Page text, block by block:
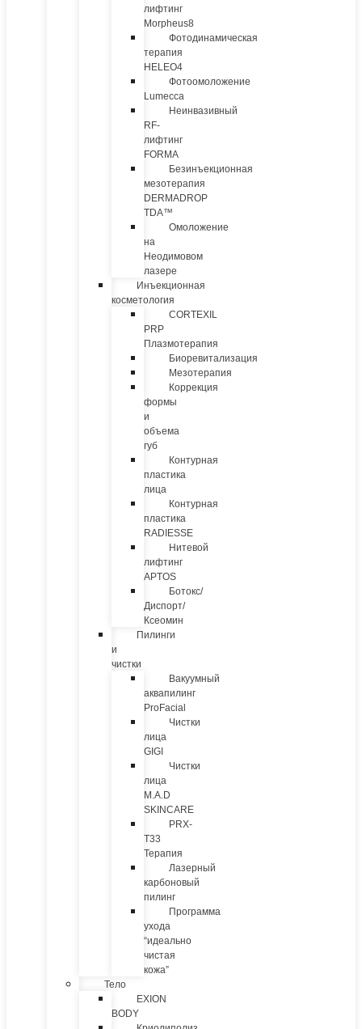
лифтинг
Morpheus8
Фотодинамическая
терапия
HELEO4
Фотоомоложение
Lumecca
Неинвазивный
RF-
лифтинг
FORMA
Безинъекционная
мезотерапия
DERMADROP
TDA™
Омоложение
на
Неодимовом
лазере
Инъекционная
косметология
CORTEXIL
PRP
Плазмотерапия
Биоревитализация
Мезотерапия
Коррекция
формы
и
объема
губ
Контурная
пластика
лица
Контурная
пластика
RADIESSE
Нитевой
лифтинг
APTOS
Ботокс/
Диспорт/
Ксеомин
Пилинги
и
чистки
Вакуумный
аквапилинг
ProFacial
Чистки
лица
GIGI
Чистки
лица
M.A.D
SKINCARE
PRX-
T33
Терапия
Лазерный
карбоновый
пилинг
Программа
ухода
“идеально
чистая
кожа”
Тело
EXION
BODY